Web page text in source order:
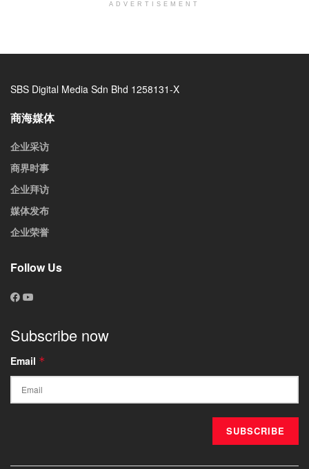
ADVERTISEMENT
SBS Digital Media Sdn Bhd 1258131-X
商海媒体
企业采访
商界时事
企业拜访
媒体发布
企业荣誉
Follow Us
Subscribe now
Email *